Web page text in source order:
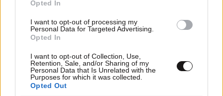
Opted In
I want to opt-out of processing my
Personal Data for Targeted Advertising.
Opted In
I want to opt-out of Collection, Use,
Retention, Sale, and/or Sharing of my
Personal Data that Is Unrelated with the
Purposes for which it was collected.
Opted Out